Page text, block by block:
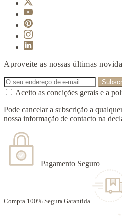
Aproveite as nossas últimas
Aceito as condições gerais e a
Pode cancelar a subscrição a
nossa informação de contacto na
Pagamento Seguro
Compra 100% Segura Garantida